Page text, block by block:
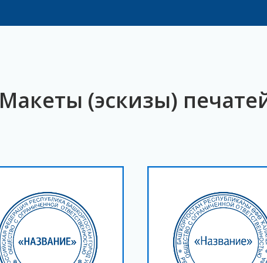
Макеты (эскизы)